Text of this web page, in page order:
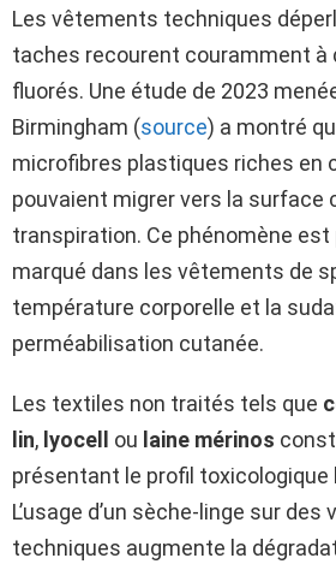
Les vêtements techniques
taches recourent couramment
fluorés. Une étude de 2023
Birmingham (source) a montré
microfibres plastiques riches en
pouvaient migrer vers la surface
transpiration. Ce phénomène
marqué dans les vêtements de
température corporelle et la
perméabilisation cutanée.
Les textiles non traités tels que
lin, lyocell ou laine mérinos
présentant le profil toxicologique
L’usage d’un sèche-linge sur
techniques augmente la